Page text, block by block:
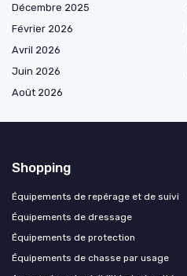
Décembre 2025
Février 2026
Avril 2026
Juin 2026
Août 2026
Shopping
Équipements de repérage et de suivi
Équipements de dressage
Équipements de protection
Équipements de chasse par usage